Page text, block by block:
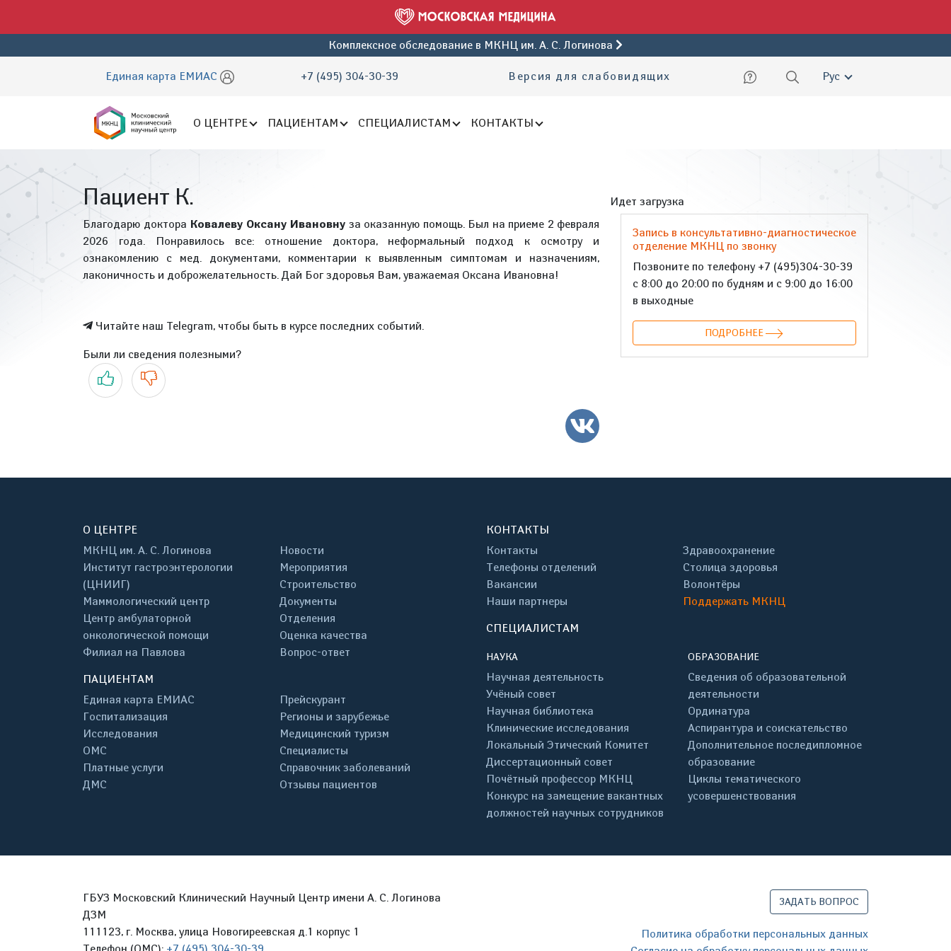
Комплексное обследование в МКНЦ им. А. С. Логинова
Единая карта ЕМИАС +7 (495) 304-30-39 Версия для слабовидящих Русский
О ЦЕНТРЕ ПАЦИЕНТАМ СПЕЦИАЛИСТАМ КОНТАКТЫ
Пациент К.
Благодарю доктора Ковалеву Оксану Ивановну за оказанную помощь. Был на приеме 2 февраля
2026 года. Понравилось все: отношение доктора, неформальный подход к осмотру и
ознакомлению с мед. документами, комментарии к выявленным симптомам и назначениям,
лаконичность и доброжелательность. Дай Бог здоровья Вам, уважаемая Оксана Ивановна!
Читайте наш Telegram, чтобы быть в курсе последних событий.
Были ли сведения полезными?
Да Нет
ВКонтакте
Идет загрузка
Запись в консультативно-диагностическое
отделение МКНЦ по звонку
Позвоните по телефону +7 (495)304-30-39
с 8:00 до 20:00 по будням и с 9:00 до 16:00
в выходные
ПОДРОБНЕЕ
О ЦЕНТРЕ
МКНЦ им. А. С. Логинова
Институт гастроэнтерологии
(ЦНИИГ)
Маммологический центр
Центр амбулаторной
онкологической помощи
Филиал на Павлова
Новости
Мероприятия
Строительство
Документы
Отделения
Оценка качества
Вопрос-ответ
ПАЦИЕНТАМ
Единая карта ЕМИАС
Госпитализация
Исследования
ОМС
Платные услуги
ДМС
Прейскурант
Регионы и зарубежье
Медицинский туризм
Специалисты
Справочник заболеваний
Отзывы пациентов
КОНТАКТЫ
Контакты
Телефоны отделений
Вакансии
Наши партнеры
Здравоохранение
Столица здоровья
Волонтёры
Поддержать МКНЦ
СПЕЦИАЛИСТАМ
НАУКА
Научная деятельность
Учёный совет
Научная библиотека
Клинические исследования
Локальный Этический Комитет
Диссертационный совет
Почётный профессор МКНЦ
Конкурс на замещение вакантных
должностей научных сотрудников
ОБРАЗОВАНИЕ
Сведения об образовательной
деятельности
Ординатура
Аспирантура и соискательство
Дополнительное последипломное
образование
Циклы тематического
усовершенствования
ГБУЗ Московский Клинический Научный Центр имени А. С. Логинова
ДЗМ
111123, г. Москва, улица Новогиреевская д.1 корпус 1
ЗАДАТЬ ВОПРОС
Политика обработки персональных данных